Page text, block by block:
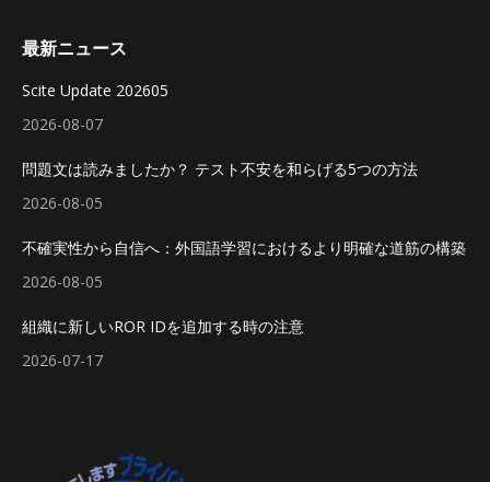
最新ニュース
Scite Update 202605
2026-08-07
問題文は読みましたか？ テスト不安を和らげる5つの方法
2026-08-05
不確実性から自信へ：外国語学習におけるより明確な道筋の構築
2026-08-05
組織に新しいROR IDを追加する時の注意
2026-07-17